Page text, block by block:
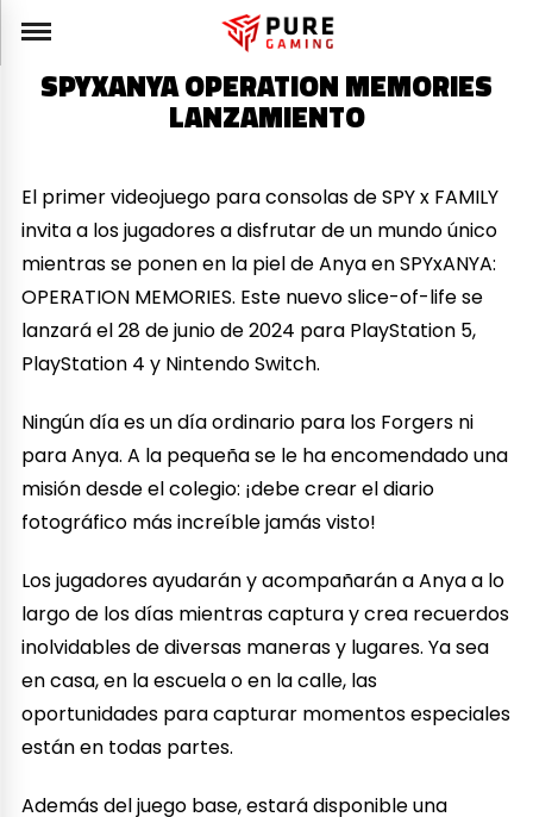
SPYXANYA OPERATION MEMORIES
LANZAMIENTO
El primer videojuego para consolas de SPY x FAMILY
invita a los jugadores a disfrutar de un mundo único
mientras se ponen en la piel de Anya en SPYxANYA:
OPERATION MEMORIES. Este nuevo slice-of-life se
lanzará el 28 de junio de 2024 para PlayStation 5,
PlayStation 4 y Nintendo Switch.
Ningún día es un día ordinario para los Forgers ni
para Anya. A la pequeña se le ha encomendado una
misión desde el colegio: ¡debe crear el diario
fotográfico más increíble jamás visto!
Los jugadores ayudarán y acompañarán a Anya a lo
largo de los días mientras captura y crea recuerdos
inolvidables de diversas maneras y lugares. Ya sea
en casa, en la escuela o en la calle, las
oportunidades para capturar momentos especiales
están en todas partes.
Además del juego base, estará disponible una